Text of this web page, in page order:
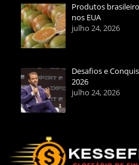
Produtos
nos EUA
julho 24, 2026
Desafios e
2026
julho 24, 2026